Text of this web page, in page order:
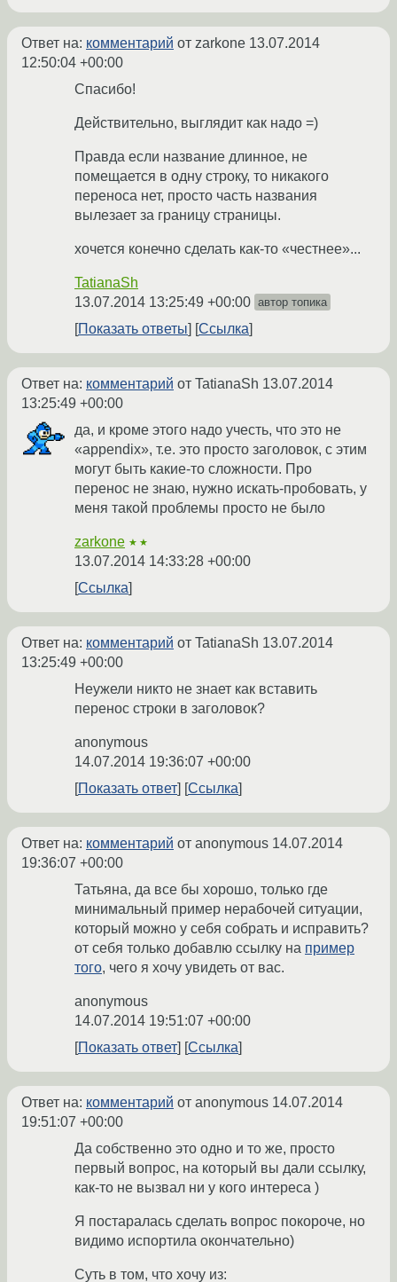
Ответ на: комментарий от zarkone 13.07.2014
12:50:04 +00:00
Спасибо!
Действительно, выглядит как надо =)
Правда если название длинное, не
помещается в одну строку, то никакого
переноса нет, просто часть названия
вылезает за границу страницы.
хочется конечно сделать как-то «честнее»...
TatianaSh
13.07.2014 13:25:49 +00:00 автор топика
Показать ответы Ссылка
Ответ на: комментарий от TatianaSh 13.07.2014
13:25:49 +00:00
да, и кроме этого надо учесть, что это не
«appendix», т.е. это просто заголовок, с этим
могут быть какие-то сложности. Про
перенос не знаю, нужно искать-пробовать, у
меня такой проблемы просто не было
zarkone ★★
13.07.2014 14:33:28 +00:00
Ссылка
Ответ на: комментарий от TatianaSh 13.07.2014
13:25:49 +00:00
Неужели никто не знает как вставить
перенос строки в заголовок?
anonymous
14.07.2014 19:36:07 +00:00
Показать ответ
Ссылка
Ответ на: комментарий от anonymous 14.07.2014
19:36:07 +00:00
Татьяна, да все бы хорошо, только где
минимальный пример нерабочей ситуации,
который можно у себя собрать и исправить?
от себя только добавлю ссылку на пример
того, чего я хочу увидеть от вас.
anonymous
14.07.2014 19:51:07 +00:00
Показать ответ
Ссылка
Ответ на: комментарий от anonymous 14.07.2014
19:51:07 +00:00
Да собственно это одно и то же, просто
первый вопрос, на который вы дали ссылку,
как-то не вызвал ни у кого интереса )
Я постаралась сделать вопрос покороче, но
видимо испортила окончательно)
Суть в том, что хочу из: